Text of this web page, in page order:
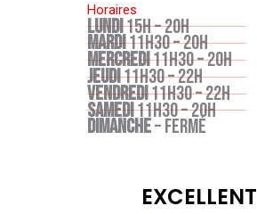
Horaires
LUNDI15H – 20H
MARDI11H30 – 20H
MERCREDI11H30 – 20H
JEUDI11H30 – 22H
VENDREDI11H30 – 22H
SAMEDI11H30 – 20H
DIMANCHE– FERMÉ
EXCELLENT